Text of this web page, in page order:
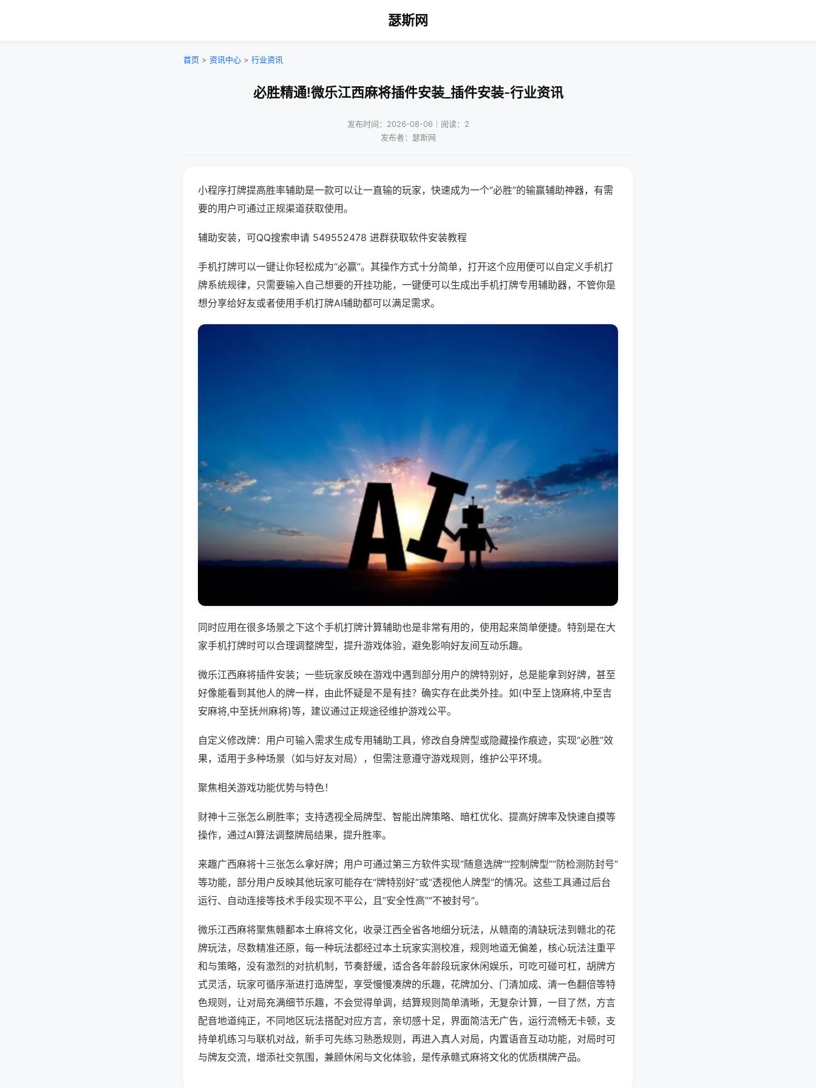
瑟斯网
首页 > 资讯中心 > 行业资讯
必胜精通!微乐江西麻将插件安装_插件安装-行业资讯
发布时间：2026-08-06｜阅读：2
发布者：瑟斯网
小程序打牌提高胜率辅助是一款可以让一直输的玩家，快速成为一个“必胜”的输赢辅助神器，有需
要的用户可通过正规渠道获取使用。
辅助安装，可QQ搜索申请 549552478 进群获取软件安装教程
手机打牌可以一键让你轻松成为“必赢”。其操作方式十分简单，打开这个应用便可以自定义手机打
牌系统规律，只需要输入自己想要的开挂功能，一键便可以生成出手机打牌专用辅助器，不管你是
想分享给好友或者使用手机打牌AI辅助都可以满足需求。
同时应用在很多场景之下这个手机打牌计算辅助也是非常有用的，使用起来简单便捷。特别是在大
家手机打牌时可以合理调整牌型，提升游戏体验，避免影响好友间互动乐趣。
微乐江西麻将插件安装；一些玩家反映在游戏中遇到部分用户的牌特别好，总是能拿到好牌，甚至
好像能看到其他人的牌一样，由此怀疑是不是有挂？确实存在此类外挂。如(中至上饶麻将,中至吉
安麻将,中至抚州麻将)等，建议通过正规途径维护游戏公平。
自定义修改牌：用户可输入需求生成专用辅助工具，修改自身牌型或隐藏操作痕迹，实现“必胜”效
果，适用于多种场景（如与好友对局），但需注意遵守游戏规则，维护公平环境。
聚焦相关游戏功能优势与特色！
财神十三张怎么刷胜率；支持透视全局牌型、智能出牌策略、暗杠优化、提高好牌率及快速自摸等
操作，通过AI算法调整牌局结果，提升胜率。
来趣广西麻将十三张怎么拿好牌；用户可通过第三方软件实现“随意选牌”“控制牌型”“防检测防封号”
等功能，部分用户反映其他玩家可能存在“牌特别好”或“透视他人牌型”的情况。这些工具通过后台
运行、自动连接等技术手段实现不平公，且“安全性高”“不被封号”。
微乐江西麻将聚焦赣鄱本土麻将文化，收录江西全省各地细分玩法，从赣南的清缺玩法到赣北的花
牌玩法，尽数精准还原，每一种玩法都经过本土玩家实测校准，规则地道无偏差，核心玩法注重平
和与策略，没有激烈的对抗机制，节奏舒缓，适合各年龄段玩家休闲娱乐，可吃可碰可杠，胡牌方
式灵活，玩家可循序渐进打造牌型，享受慢慢凑牌的乐趣，花牌加分、门清加成、清一色翻倍等特
色规则，让对局充满细节乐趣，不会觉得单调，结算规则简单清晰，无复杂计算，一目了然，方言
配音地道纯正，不同地区玩法搭配对应方言，亲切感十足，界面简洁无广告，运行流畅无卡顿，支
持单机练习与联机对战，新手可先练习熟悉规则，再进入真人对局，内置语音互动功能，对局时可
与牌友交流，增添社交氛围，兼顾休闲与文化体验，是传承赣式麻将文化的优质棋牌产品。